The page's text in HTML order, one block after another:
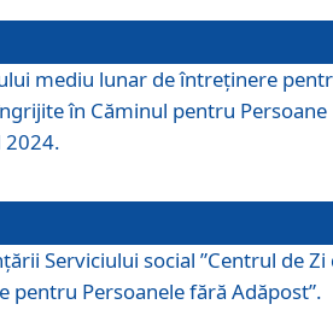
mediu lunar de întreţinere
în Căminul pentru Persoane
2024.
Serviciului social ”Centrul de Zi
pentru Persoanele fără Adăpost”.